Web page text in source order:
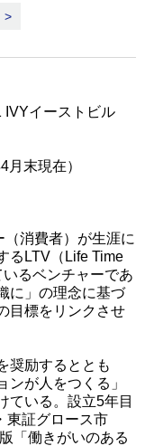
>
IVYイーストビル
末現在）
（消費者）が生涯に
るLTV（Life Time
るベンチャーであ
に」の理念に基づ
目標をリンクさせ
奨励するととも
が人をつくる」
ている。設立5年目
東証グロース市
「働きがいのある